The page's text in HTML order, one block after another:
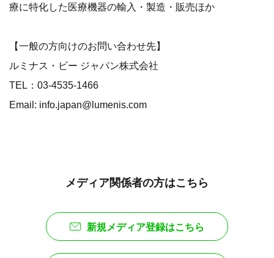
療に特化した医療機器の輸入・製造・販売ほか
【一般の方向けのお問い合わせ先】
ルミナス・ビー ジャパン株式会社
TEL：03-4535-1466
Email: info.japan@lumenis.com
メディア関係者の方はこちら
新規メディア登録はこちら